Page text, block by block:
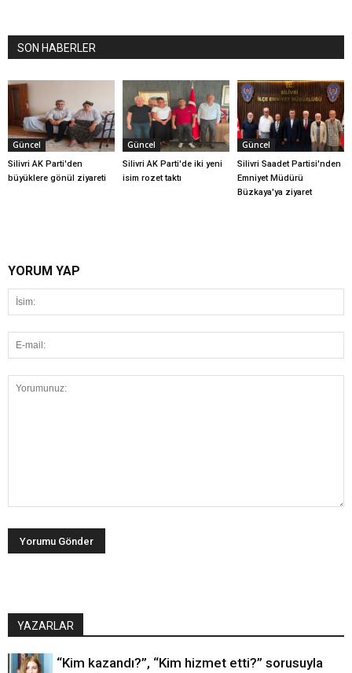
SON HABERLER
Güncel
Silivri AK Parti'den
büyüklere gönül ziyareti
Güncel
Silivri AK Parti'de iki yeni
isim rozet taktı
Güncel
Silivri Saadet Partisi'nden
Emniyet Müdürü
Büzkaya'ya ziyaret
YORUM YAP
YAZARLAR
“Kim kazandı?”, “Kim hizmet etti?” sorusuyla